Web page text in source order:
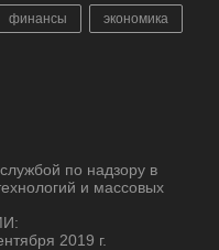
финансы экономика
по надзору в
и массовых
2019 г.